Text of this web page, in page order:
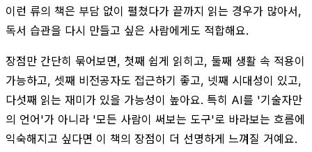
이런 류의 책은 부담 없이 펼쳤다가 끝까지 읽는 경우가 많아서,
독서 습관을 다시 만들고 싶은 사람에게도 적합해요.
장점만 간단히 묶어보면, 첫째 쉽게 읽히고, 둘째 생활 속 적용이
가능하고, 셋째 비전공자도 접근하기 좋고, 넷째 시대성이 있고,
다섯째 읽는 재미가 있을 가능성이 높아요. 특히 AI를 '기술자만
의 언어'가 아니라 '모든 사람이 써보는 도구'로 바라보는 흐름에
익숙해지고 싶다면 이 책의 장점이 더 선명하게 느껴질 거예요.